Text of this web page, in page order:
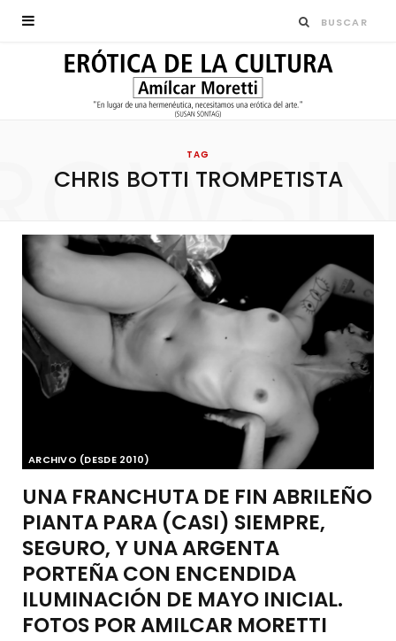
TAG
CHRIS BOTTI TROMPETISTA
ARCHIVO (DESDE 2010)
UNA FRANCHUTA DE FIN ABRILEÑO
PIANTA PARA (CASI) SIEMPRE,
SEGURO, Y UNA ARGENTA
PORTEÑA CON ENCENDIDA
ILUMINACIÓN DE MAYO INICIAL.
FOTOS POR AMILCAR MORETTI